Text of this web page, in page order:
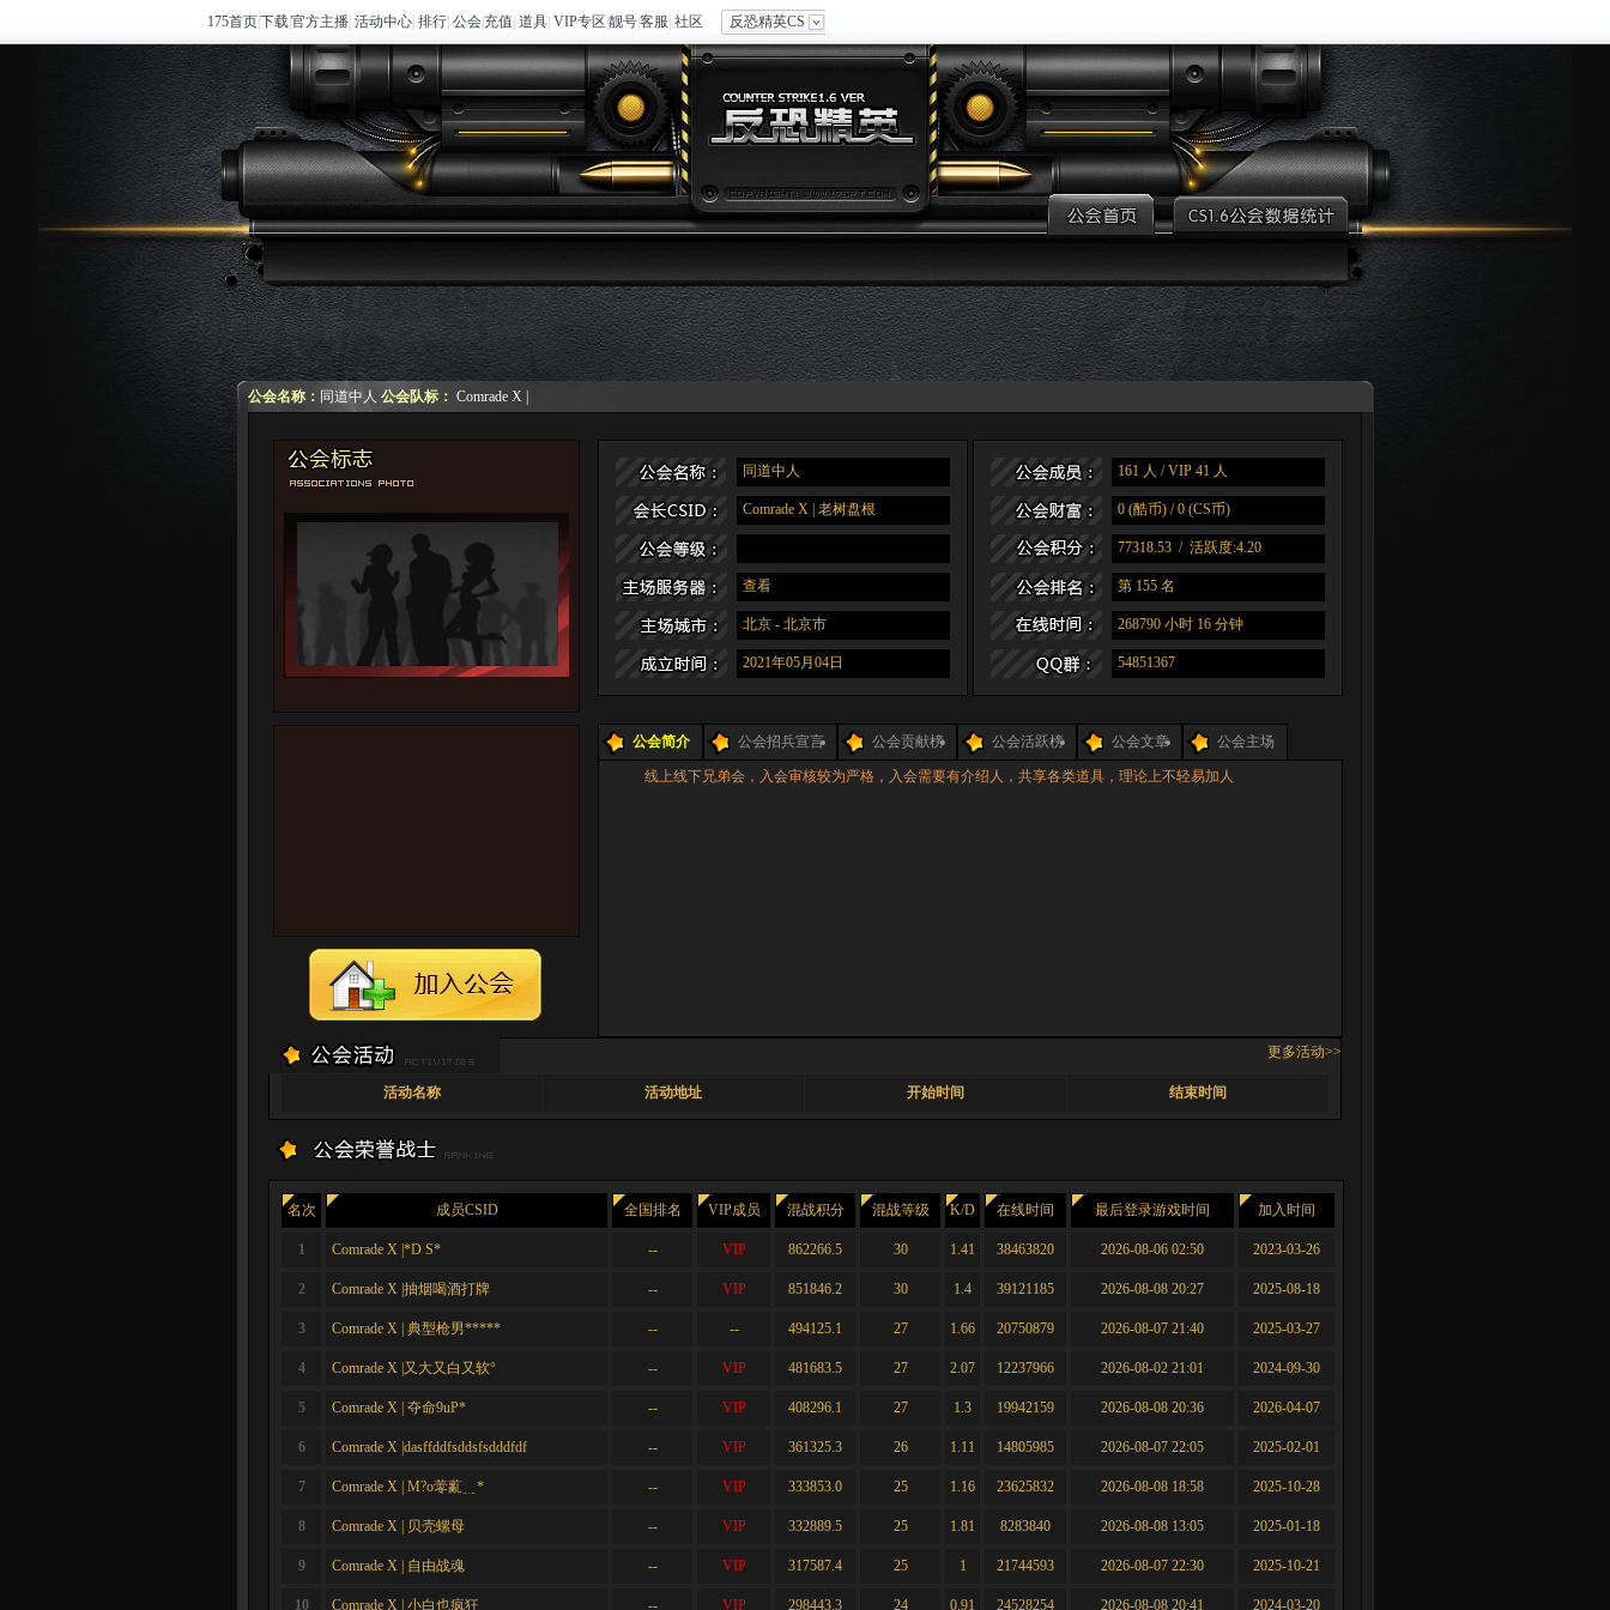
175首页下载官方主播 活动中心 排行 公会 充值 道具 VIP专区 靓号客服 社区 反恐精英CS
公会名称： 同道中人 公会队标： Comrade X |
同道中人
Comrade X | 老树盘根
查看
北京- 北京市
2021年05月04日
161 人 / VIP 41 人
0 (酷币) / 0 (CS币)
77318.53 / 活跃度:4.20
第 155 名
268790 小时 16 分钟
54851367
公会简介 公会招兵宣言 公会贡献榜 公会活跃榜 公会文章 公会主场
线上线下兄弟会，入会审核较为严格，入会需要有介绍人，共享各类道具，理论上不轻易加人
更多活动>>
活动名称 活动地址 开始时间 结束时间
名次 成员CSID 全国排名 VIP成员 混战积分 混战等级 K/D 在线时间 最后登录游戏时间 加入时间
1 Comrade X |*D S* -- VIP 862266.5 30 1.41 38463820 2026-08-06 02:50 2023-03-26
2 Comrade X |抽烟喝酒打牌 -- VIP 851846.2 30 1.4 39121185 2026-08-08 20:27 2025-08-18
3 Comrade X | 典型枪男***** -- -- 494125.1 27 1.66 20750879 2026-08-07 21:40 2025-03-27
4 Comrade X |又大又白又软° -- VIP 481683.5 27 2.07 12237966 2026-08-02 21:01 2024-09-30
5 Comrade X | 夺命9uP* -- VIP 408296.1 27 1.3 19942159 2026-08-08 20:36 2026-04-07
6 Comrade X |dasffddfsddsfsdddfdf -- VIP 361325.3 26 1.11 14805985 2026-08-07 22:05 2025-02-01
7 Comrade X | M?o蕶薍﹎* -- VIP 333853.0 25 1.16 23625832 2026-08-08 18:58 2025-10-28
8 Comrade X | 贝壳螺母 -- VIP 332889.5 25 1.81 8283840 2026-08-08 13:05 2025-01-18
9 Comrade X | 自由战魂 -- VIP 317587.4 25 1 21744593 2026-08-07 22:30 2025-10-21
10 Comrade X | 小白也疯狂 -- VIP 298443.3 24 0.91 24528254 2026-08-08 20:41 2024-03-20